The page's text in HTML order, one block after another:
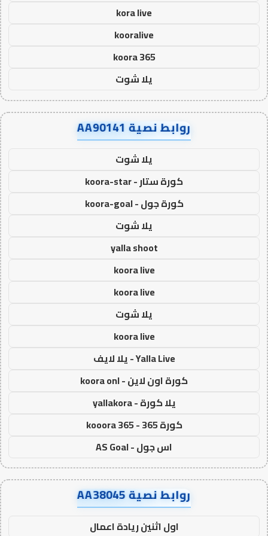
kora live
kooralive
koora 365
يلا شوت
روابط نصية AA90141
يلا شوت
كورة ستار - koora-star
كورة جول - koora-goal
يلا شوت
yalla shoot
koora live
koora live
يلا شوت
koora live
Yalla Live - يلا لايف
كورة اون لاين - koora onl
يلا كورة - yallakora
كورة 365 - kooora 365
اس جول - AS Goal
روابط نصية AA38045
اول اثنين ريادة اعمال